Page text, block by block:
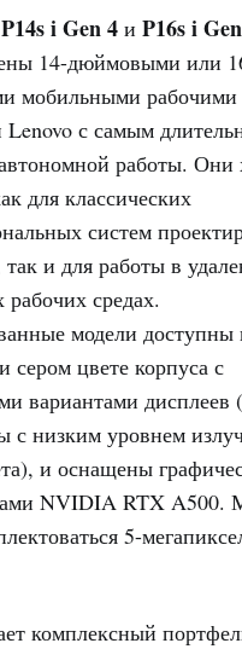
i Gen 4и P16s i
14-дюймовыми или
мобильными рабочими
Lenovo с самым
работы. Они
для классических
систем
и для работы в
средах.
модели доступны
сером цвете корпуса с
вариантами дисплеев
с низким уровнем
и оснащены
NVIDIA RTX A500.
5-
комплексный